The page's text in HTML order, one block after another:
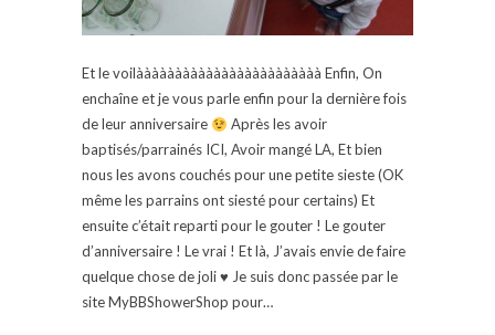
Et le voilàààààààààààààààààààààààà Enfin, On
enchaîne et je vous parle enfin pour la dernière fois
de leur anniversaire
Après les avoir
baptisés/parrainés ICI, Avoir mangé LA, Et bien
nous les avons couchés pour une petite sieste (OK
même les parrains ont siesté pour certains) Et
ensuite c’était reparti pour le gouter ! Le gouter
d’anniversaire ! Le vrai ! Et là, J’avais envie de faire
quelque chose de joli ♥ Je suis donc passée par le
site MyBBShowerShop pour…